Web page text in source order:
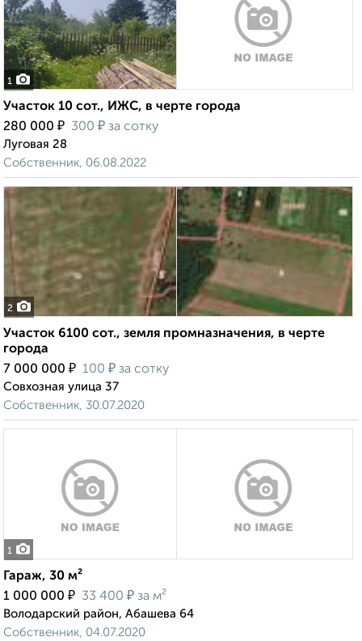
1
Участок 10 сот., ИЖС, в черте города
280 000 ₽ 300 ₽ за сотку
Луговая 28
Собственник, 06.08.2022
2
Участок 6100 сот., земля промназначения, в черте
города
7 000 000 ₽ 100 ₽ за сотку
Совхозная улица 37
Собственник, 30.07.2020
1
Гараж, 30 м²
1 000 000 ₽ 33 400 ₽ за м²
Володарский район, Абашева 64
Собственник, 04.07.2020